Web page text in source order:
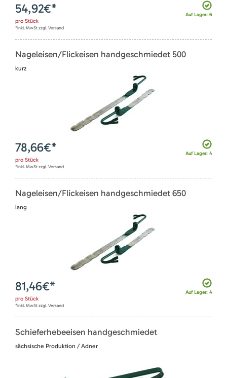
Auf Lager: 6
54,92€*
pro Stück
*inkl. MwSt zzgl. Versand
Nageleisen/Flickeisen handgeschmiedet 500
kurz
Auf Lager: 4
78,66€*
pro Stück
*inkl. MwSt zzgl. Versand
Nageleisen/Flickeisen handgeschmiedet 650
lang
Auf Lager: 4
81,46€*
pro Stück
*inkl. MwSt zzgl. Versand
Schieferhebeeisen handgeschmiedet
sächsische Produktion / Adner